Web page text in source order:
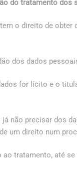
do tratamento dos
o direito de obter
dos dados
for lícito e o
já não precisar dos
um direito num
ao tratamento, até